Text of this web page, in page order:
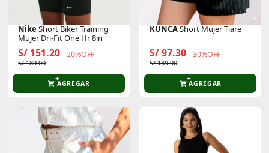
Nike Short Biker Training
Mujer Dri-Fit One Hr 8in
S/ 151.20 20%OFF
S/ 189.00
AGREGAR
KUNCAShort Mujer Tiare
S/ 97.30 30%OFF
S/ 139.00
AGREGAR